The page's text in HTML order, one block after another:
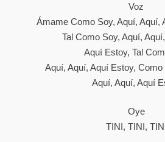
Voz
Ámame Como Soy, Aquí, Aquí,
Tal Como Soy, Aquí,
Aquí Estoy, Tal
Aquí, Aquí, Aquí Estoy,
Aquí, Aquí, Aquí
Oye
TINI, TINI,